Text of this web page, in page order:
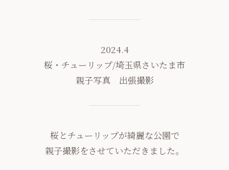
2024.4
桜・チューリップ/埼玉県さいたま市
親子写真 出張撮影
桜とチューリップが綺麗な公園で
親子撮影をさせていただきました。